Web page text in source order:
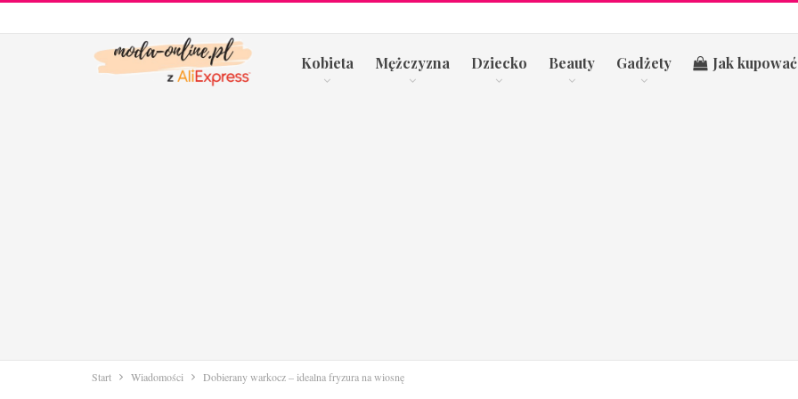
Kobieta Mężczyzna Dziecko Beauty Gadżety Jak
Start Wiadomości Dobierany warkocz – idealna fryzura na wiosnę